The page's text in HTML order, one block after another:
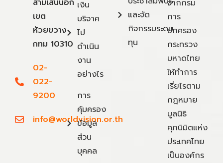
สามเสนนอก
เขต
ห้วยขวาง
กทม 10310
02-
022-
9200
info@worldvision.or.th
เงิน
บริจาค
ไป
ดำเนิน
งาน
อย่างไร
การ
คุ้มครอง
ข้อมูล
ส่วน
บุคคล
และจัด
กิจกรรมระดม
ทุน
จากกรม
การ
ปกครอง
กระทรวง
มหาดไทย
ให้ทำการ
เรี่ยไรตาม
กฎหมาย
มูลนิธิ
ศุภนิมิตแห่ง
ประเทศไทย
เป็นองค์กร